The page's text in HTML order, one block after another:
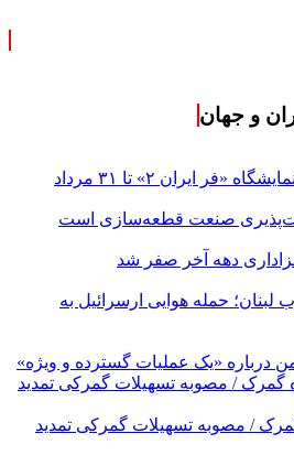
و جهان
ایران ۲» تا ۳۱ مرداد
صنعت قطعه‌سازی است
دهه آخر صفر شد
حمله هوایی ارسرائیل به
درباره «یک عملیات گسترده و ویژه»
/ مصوبه تسهیلات گمرکی تمدید